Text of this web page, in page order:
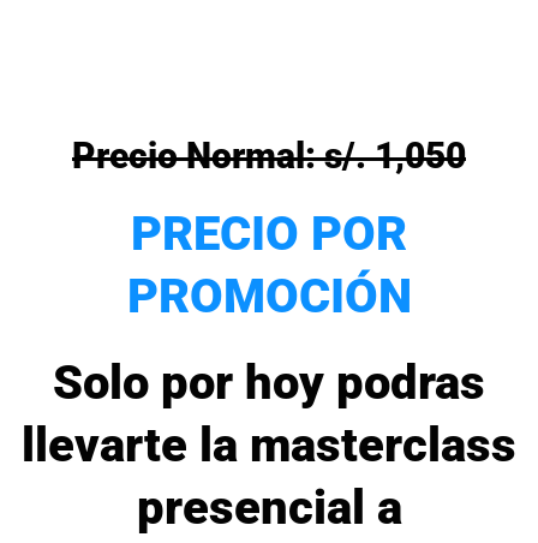
Precio Normal: s/. 1,050
PRECIO POR
PROMOCIÓN
Solo por hoy podras
llevarte la masterclass
presencial a